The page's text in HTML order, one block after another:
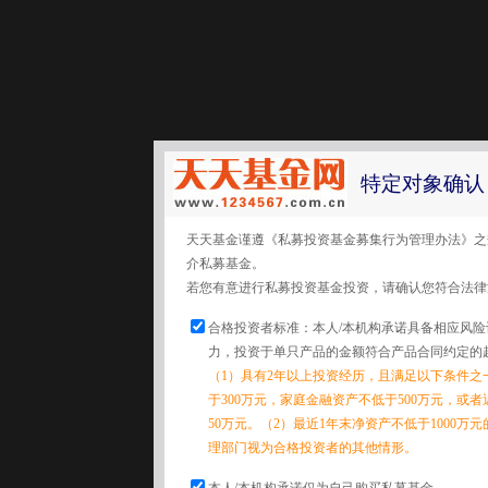
特定对象确认
天天基金谨遵《私募投资基金募集行为管理办法》
介私募基金。
若您有意进行私募投资基金投资，请确认您符合法
合格投资者标准：本人/本机构承诺具备相应风
力，投资于单只产品的金额符合产品合同约定的
（1）具有2年以上投资经历，且满足以下条件
于300万元，家庭金融资产不低于500万元，或
50万元。（2）最近1年末净资产不低于1000万
理部门视为合格投资者的其他情形。